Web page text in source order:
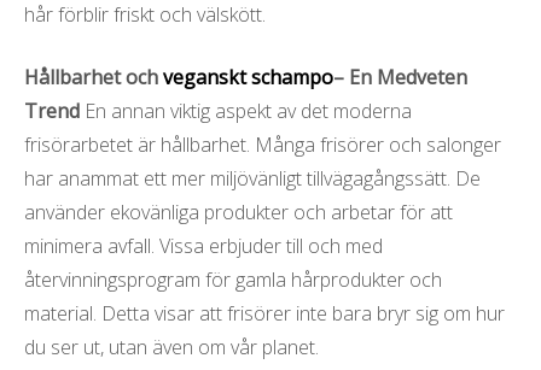
hår förblir friskt och välskött.
Hållbarhet ochveganskt schampo– En Medveten
Trend En annan viktig aspekt av det moderna
frisörarbetet är hållbarhet. Många frisörer och salonger
har anammat ett mer miljövänligt tillvägagångssätt. De
använder ekovänliga produkter och arbetar för att
minimera avfall. Vissa erbjuder till och med
återvinningsprogram för gamla hårprodukter och
material. Detta visar att frisörer inte bara bryr sig om hur
du ser ut, utan även om vår planet.